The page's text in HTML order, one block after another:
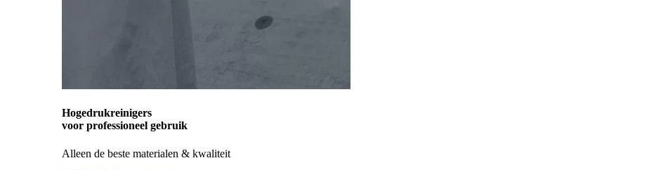
Hogedrukreinigers
voor professioneel gebruik
Alleen de beste materialen & kwaliteit